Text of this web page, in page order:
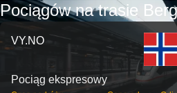
Pociągów na trasie
VY.NO
Pociąg ekspresowy